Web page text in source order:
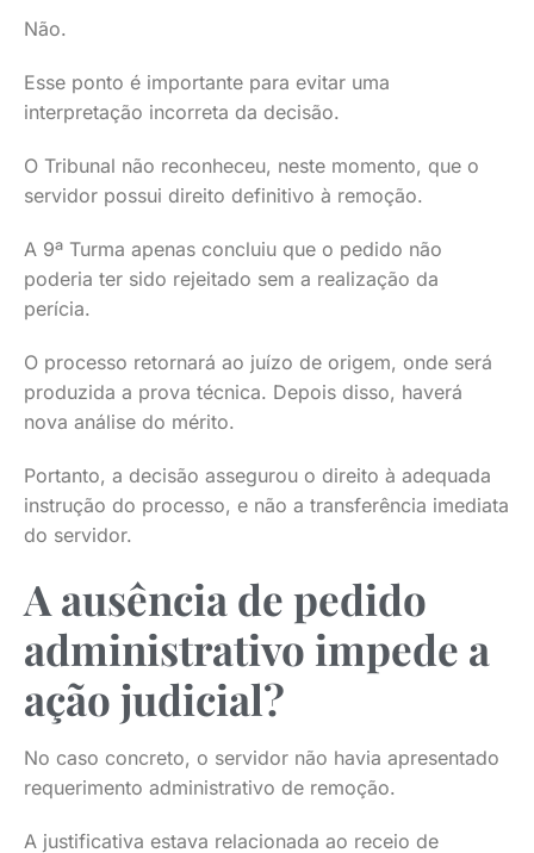
Não.
Esse ponto é importante para evitar uma
interpretação incorreta da decisão.
O Tribunal não reconheceu, neste momento, que o
servidor possui direito definitivo à remoção.
A 9ª Turma apenas concluiu que o pedido não
poderia ter sido rejeitado sem a realização da
perícia.
O processo retornará ao juízo de origem, onde será
produzida a prova técnica. Depois disso, haverá
nova análise do mérito.
Portanto, a decisão assegurou o direito à adequada
instrução do processo, e não a transferência imediata
do servidor.
A ausência de pedido
administrativo impede a
ação judicial?
No caso concreto, o servidor não havia apresentado
requerimento administrativo de remoção.
A justificativa estava relacionada ao receio de